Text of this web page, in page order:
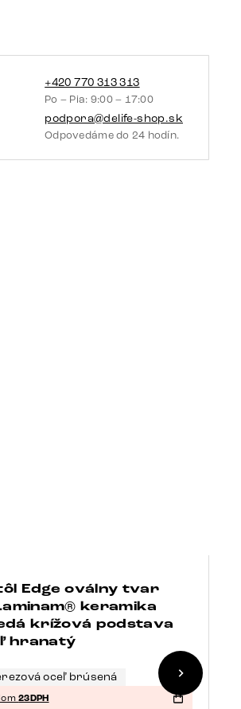
+420 770 313 313
Po – Pia: 9:00 – 17:00
podpora@delife-shop.sk
Odpovedáme do 24 hodín.
Edge oválny tvar
keramika
krížová podstava
hranatý
oceľ brúsená
23DPH